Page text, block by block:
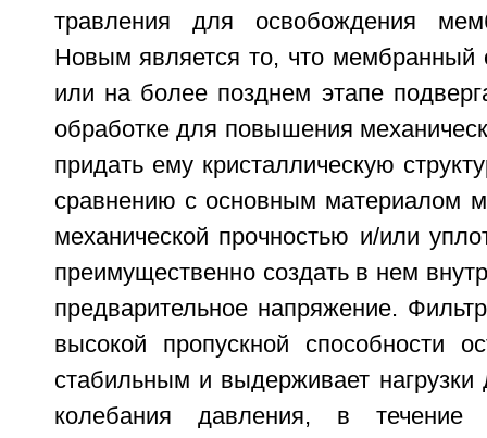
травления для освобождения
Новым является то, что мембранный
или на более позднем этапе
обработке для повышения
придать ему кристаллическую
сравнению с основным материалом
механической прочностью и/или
преимущественно создать в нем
предварительное напряжение.
высокой пропускной способности
стабильным и выдерживает
колебания давления, в течение